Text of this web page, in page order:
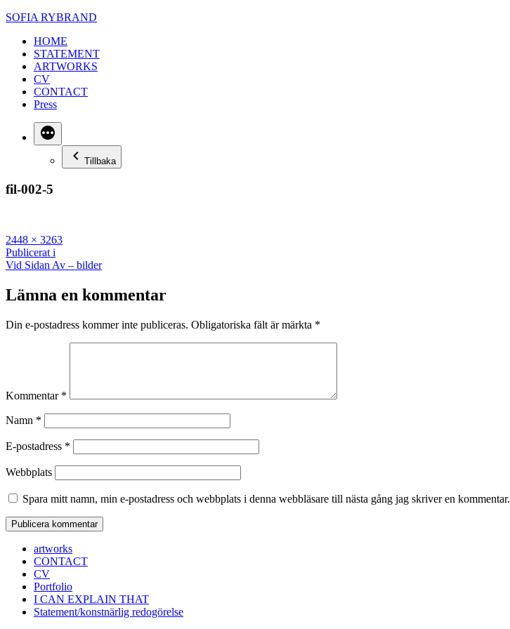
Hoppa
innehåll
SOFIA RYBRAND
HOME
STATEMENT
ARTWORKS
CV
CONTACT
Press
Mer
Tillbaka
fil-002-5
Full
storlek
2448 × 3263
Inläggsnavigering
Publicerat i
Vid Sidan Av – bilder
Lämna en kommentar
Din e-postadress kommer inte publiceras. Obligatoriska fält är märkta *
Kommentar *
Namn *
E-postadress *
Webbplats
Spara mitt namn, min e-postadress och webbplats i denna webbläsare till nästa gång jag skriver en kommentar.
artworks
CONTACT
CV
Portfolio
I CAN EXPLAIN THAT
Statement/konstnärlig redogörelse